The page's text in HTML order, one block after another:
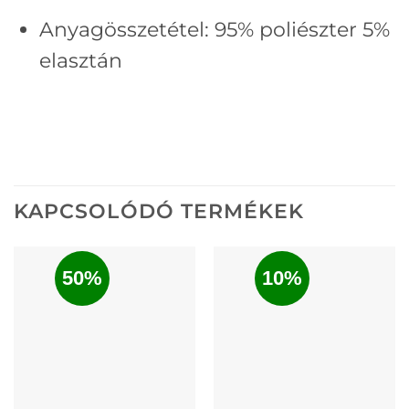
Anyagösszetétel: 95% poliészter 5%
elasztán
KAPCSOLÓDÓ TERMÉKEK
50% 10%